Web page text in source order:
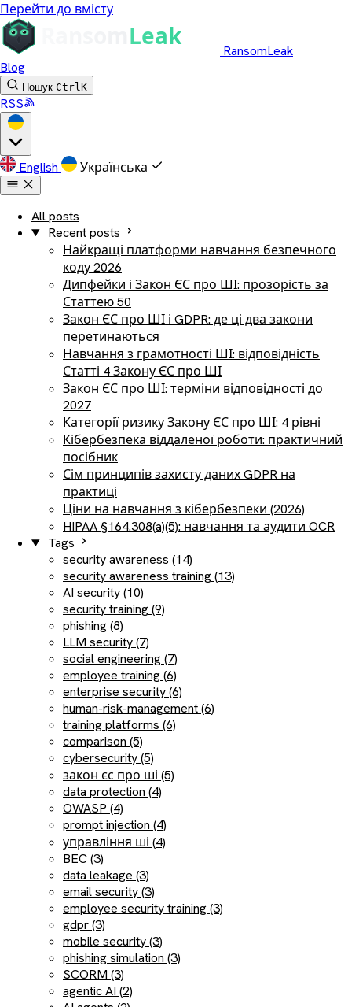
Перейти до вмісту
RansomLeak
Blog
Пошук CtrlK
RSS
English Українська
All posts
Recent posts
Найкращі платформи навчання безпечного
коду 2026
Дипфейки і Закон ЄС про ШІ: прозорість за
Статтею 50
Закон ЄС про ШІ і GDPR: де ці два закони
перетинаються
Навчання з грамотності ШІ: відповідність
Статті 4 Закону ЄС про ШІ
Закон ЄС про ШІ: терміни відповідності до
2027
Категорії ризику Закону ЄС про ШІ: 4 рівні
Кібербезпека віддаленої роботи: практичний
посібник
Сім принципів захисту даних GDPR на
практиці
Ціни на навчання з кібербезпеки (2026)
HIPAA §164.308(a)(5): навчання та аудити OCR
Tags
security awareness (14)
security awareness training (13)
AI security (10)
security training (9)
phishing (8)
LLM security (7)
social engineering (7)
employee training (6)
enterprise security (6)
human-risk-management (6)
training platforms (6)
comparison (5)
cybersecurity (5)
закон єс про ші (5)
data protection (4)
OWASP (4)
prompt injection (4)
управління ші (4)
BEC (3)
data leakage (3)
email security (3)
employee security training (3)
gdpr (3)
mobile security (3)
phishing simulation (3)
SCORM (3)
agentic AI (2)